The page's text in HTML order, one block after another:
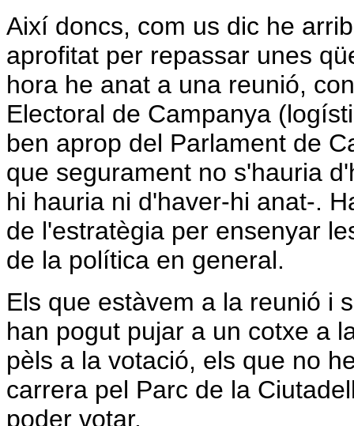
Així doncs, com us dic he
aprofitat per repassar unes
hora he anat a una reunió,
Electoral de Campanya
ben aprop del Parlament de
que segurament no s'hauria
hi hauria ni d'haver-hi anat-.
de l'estratègia per ensenyar
de la política en general.
Els que estàvem a la reunió i
han pogut pujar a un cotxe a
pèls a la votació, els que no
carrera pel Parc de la
poder votar.